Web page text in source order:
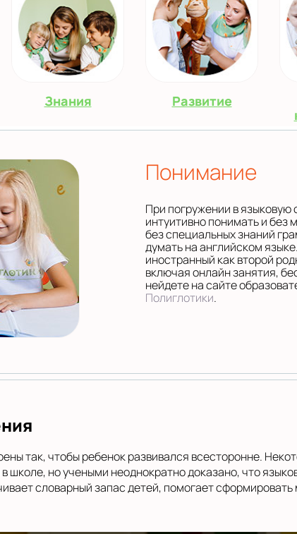
Знания Развитие
Понимание
При погружении в языковую
интуитивно понимать и без
без специальных знаний
думать на английском
иностранный как второй
включая онлайн занятия,
нейдете на сайте
Полиглотики.
так, чтобы ребенок развивался всесторонне.
школе, но учеными неоднократно доказано, что
словарный запас детей, помогает